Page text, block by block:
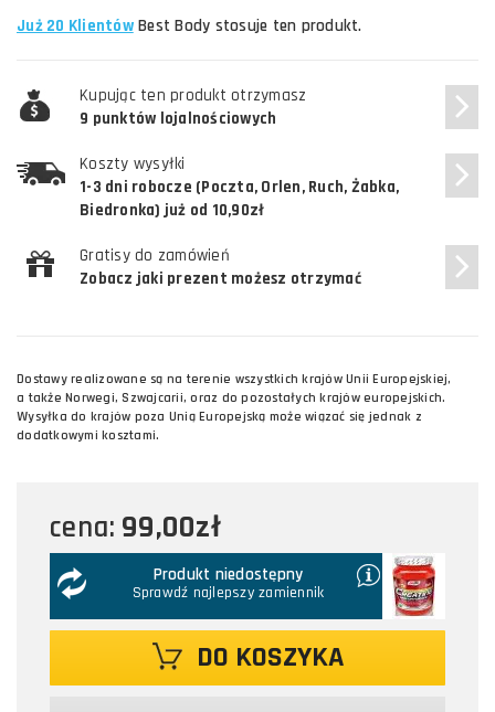
Już 20 KlientówBest Body stosuje ten produkt.
Kupując ten produkt otrzymasz
9 punktów lojalnościowych
Koszty wysyłki
1-3 dni robocze (Poczta, Orlen, Ruch, Żabka,
Biedronka) już od 10,90zł
Gratisy do zamówień
Zobacz jaki prezent możesz otrzymać
Dostawy realizowane są na terenie wszystkich krajów Unii Europejskiej,
a także Norwegi, Szwajcarii, oraz do pozostałych krajów europejskich.
Wysyłka do krajów poza Unią Europejską może wiązać się jednak z
dodatkowymi kosztami.
cena: 99,00zł
Produkt niedostępny
Sprawdź najlepszy zamiennik
DO KOSZYKA